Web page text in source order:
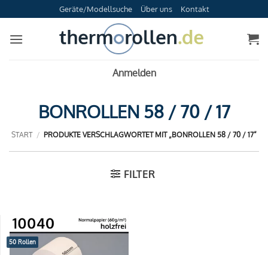
Inhalt
springen
Geräte/Modellsuche Über uns Kontakt
Anmelden
BONROLLEN 58 / 70 / 17
START / PRODUKTE VERSCHLAGWORTET MIT „BONROLLEN 58 / 70 / 17“
FILTER
50 Rollen